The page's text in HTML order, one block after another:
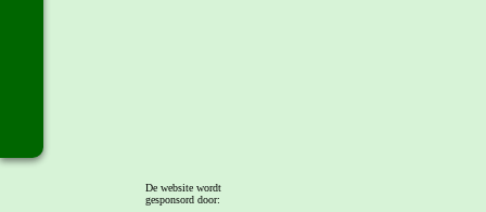
De website wordt
gesponsord door: